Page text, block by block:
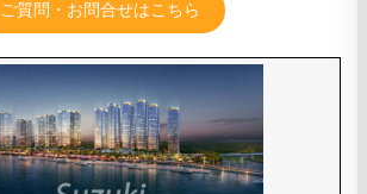
ご質問・お問合せはこちら